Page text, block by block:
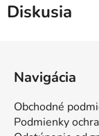
Diskusia
Navigácia
Obchodné
Podmienky